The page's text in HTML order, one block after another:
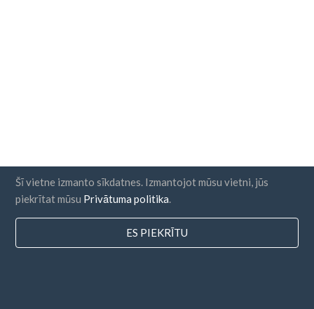
Šī vietne izmanto sīkdatnes. Izmantojot mūsu vietni, jūs
piekrītat mūsu Privātuma politika
ES PIEKRĪTU